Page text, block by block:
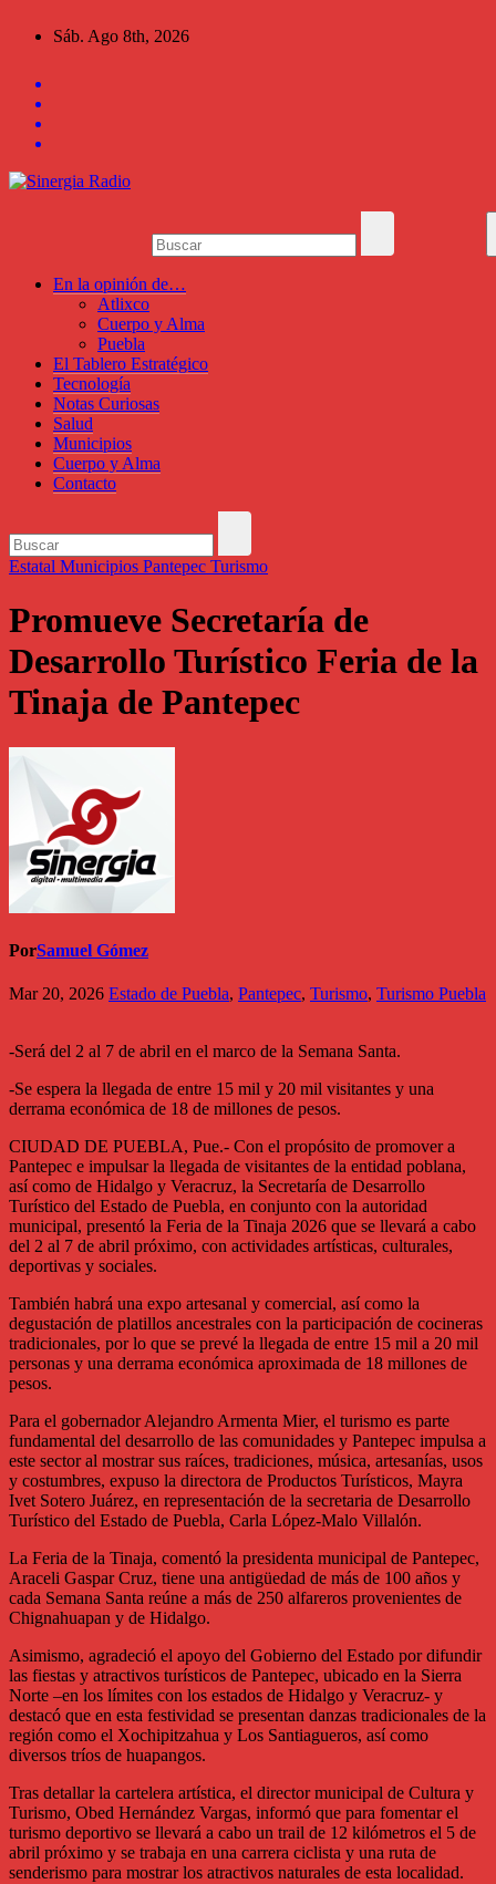
Sáb. Ago 8th, 2026
En la opinión de…
Atlixco
Cuerpo y Alma
Puebla
El Tablero Estratégico
Tecnología
Notas Curiosas
Salud
Municipios
Cuerpo y Alma
Contacto
Estatal Municipios Pantepec Turismo
Promueve Secretaría de
Desarrollo Turístico Feria de la
Tinaja de Pantepec
PorSamuel Gómez
Mar 20, 2026 Estado de Puebla, Pantepec, Turismo, Turismo Puebla
-Será del 2 al 7 de abril en el marco de la Semana Santa.
-Se espera la llegada de entre 15 mil y 20 mil visitantes y una
derrama económica de 18 de millones de pesos.
CIUDAD DE PUEBLA, Pue.- Con el propósito de promover a
Pantepec e impulsar la llegada de visitantes de la entidad poblana,
así como de Hidalgo y Veracruz, la Secretaría de Desarrollo
Turístico del Estado de Puebla, en conjunto con la autoridad
municipal, presentó la Feria de la Tinaja 2026 que se llevará a cabo
del 2 al 7 de abril próximo, con actividades artísticas, culturales,
deportivas y sociales.
También habrá una expo artesanal y comercial, así como la
degustación de platillos ancestrales con la participación de cocineras
tradicionales, por lo que se prevé la llegada de entre 15 mil a 20 mil
personas y una derrama económica aproximada de 18 millones de
pesos.
Para el gobernador Alejandro Armenta Mier, el turismo es parte
fundamental del desarrollo de las comunidades y Pantepec impulsa a
este sector al mostrar sus raíces, tradiciones, música, artesanías, usos
y costumbres, expuso la directora de Productos Turísticos, Mayra
Ivet Sotero Juárez, en representación de la secretaria de Desarrollo
Turístico del Estado de Puebla, Carla López-Malo Villalón.
La Feria de la Tinaja, comentó la presidenta municipal de Pantepec,
Araceli Gaspar Cruz, tiene una antigüedad de más de 100 años y
cada Semana Santa reúne a más de 250 alfareros provenientes de
Chignahuapan y de Hidalgo.
Asimismo, agradeció el apoyo del Gobierno del Estado por difundir
las fiestas y atractivos turísticos de Pantepec, ubicado en la Sierra
Norte –en los límites con los estados de Hidalgo y Veracruz- y
destacó que en esta festividad se presentan danzas tradicionales de la
región como el Xochipitzahua y Los Santiagueros, así como
diversos tríos de huapangos.
Tras detallar la cartelera artística, el director municipal de Cultura y
Turismo, Obed Hernández Vargas, informó que para fomentar el
turismo deportivo se llevará a cabo un trail de 12 kilómetros el 5 de
abril próximo y se trabaja en una carrera ciclista y una ruta de
senderismo para mostrar los atractivos naturales de esta localidad.